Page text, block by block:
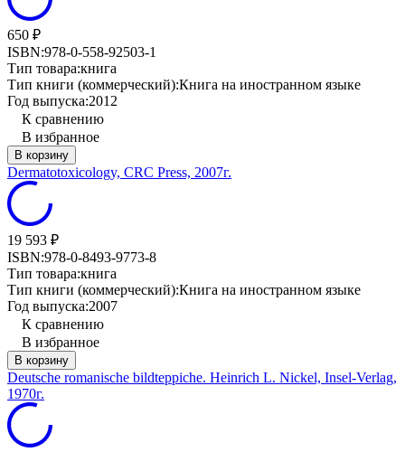
650 ₽
ISBN:978-0-558-92503-1
Тип товара:книга
Тип книги (коммерческий):Книга на иностранном языке
Год выпуска:2012
К сравнению
В избранное
В корзину
Dermatotoxicology, CRC Press, 2007г.
19 593 ₽
ISBN:978-0-8493-9773-8
Тип товара:книга
Тип книги (коммерческий):Книга на иностранном языке
Год выпуска:2007
К сравнению
В избранное
В корзину
Deutsche romanische bildteppiche. Heinrich L. Nickel, Insel-Verlag,
1970г.